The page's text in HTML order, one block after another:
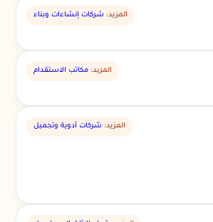
المزيد: شركات إنشاءات وبناء
المزيد: مكاتب الاستقدام
المزيد: شركات أدوية وتجميل